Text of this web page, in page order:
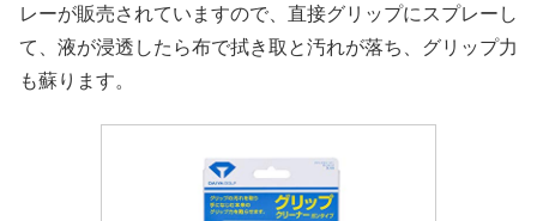
レーが販売されていますので、直接グリップにスプレーし
て、液が浸透したら布で拭き取と汚れが落ち、グリップ力
も蘇ります。